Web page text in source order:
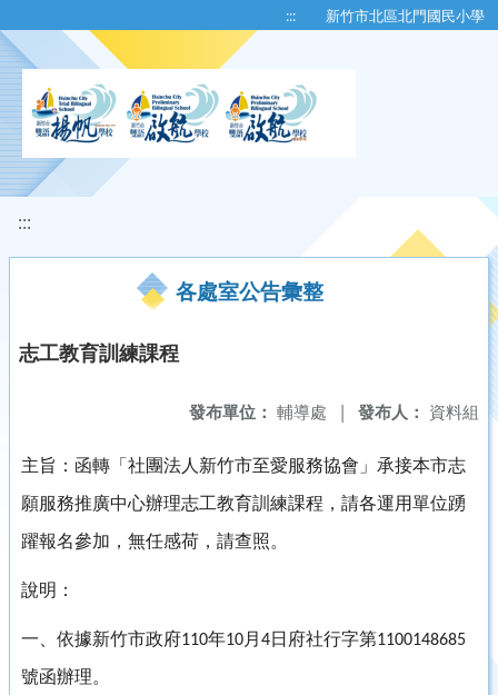
::: 新竹市北區北門國民小學
:::
各處室公告彙整
志工教育訓練課程
發布人： 資料組
發布單位： 輔導處 |
主旨：函轉「社團法人新竹市至愛服務協會」承接本市志
願服務推廣中心辦理志工教育訓練課程，請各運用單位踴
躍報名參加，無任感荷，請查照。
說明：
一、依據新竹市政府110年10月 4日府社行字第1100148685
號函辦理。